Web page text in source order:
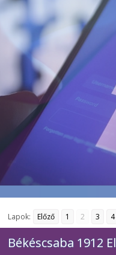
Lapok: Előző 1 2 3 4
Békéscsaba 1912